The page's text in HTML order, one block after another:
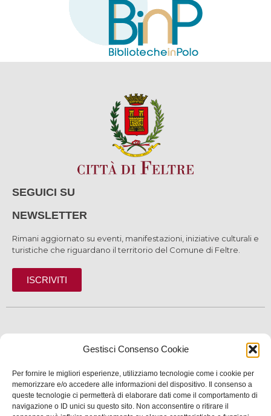
Gestisci Consenso Cookie
Per fornire le migliori esperienze, utilizziamo tecnologie come i cookie per
memorizzare e/o accedere alle informazioni del dispositivo. Il consenso a
queste tecnologie ci permetterà di elaborare dati come il comportamento di
navigazione o ID unici su questo sito. Non acconsentire o ritirare il
SEGUICI SU
NEWSLETTER
Rimani aggiornato su eventi, manifestazioni, iniziative culturali e
turistiche che riguardano il territorio del Comune di Feltre.
ISCRIVITI
SERVIZI
INFORMAZIONI